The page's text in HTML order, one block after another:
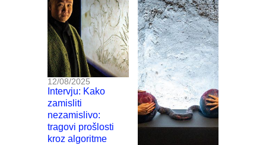
12/08/2025
Intervju: Kako
zamisliti
nezamislivo:
tragovi prošlosti
kroz algoritme